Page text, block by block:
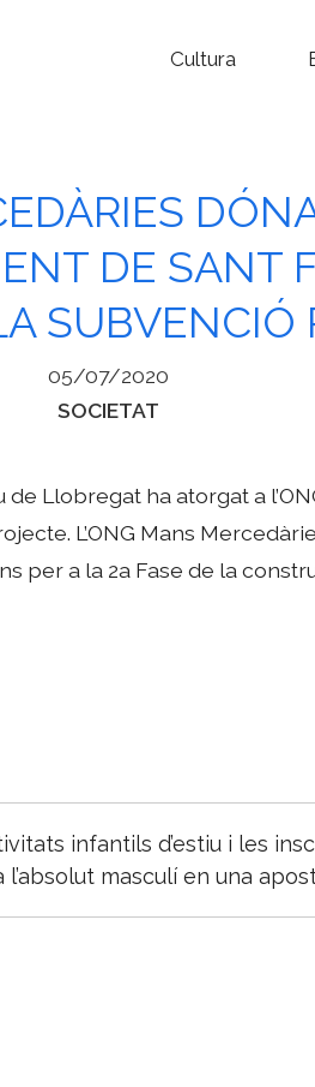
Cultura
DE SANT
SUBVENCIÓ
05/07/2020
Categories
SOCIETAT
de Llobregat ha atorgat a
L’ONG Mans
per a la 2a Fase de la
infantils d’estiu i les
masculí en una